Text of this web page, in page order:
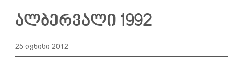
ალბერვალი 1992
25 ივნისი 2012